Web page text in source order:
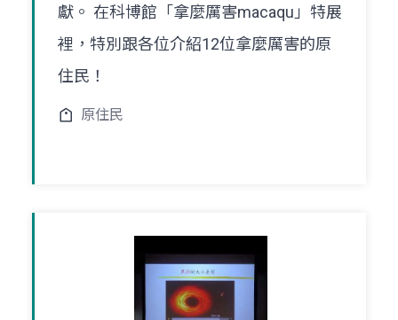
獻。 在科博館「拿麼厲害macaqu」特展
裡，特別跟各位介紹12位拿麼厲害的原
住民！
原住民